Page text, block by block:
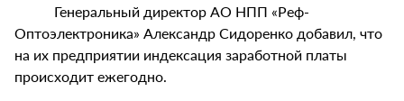
Генеральный директор АО НПП «Реф-
Оптоэлектроника» Александр Сидоренко добавил, что
на их предприятии индексация заработной платы
происходит ежегодно.